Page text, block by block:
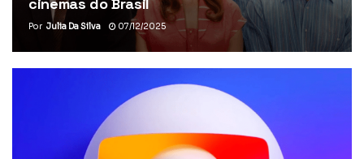
Por Julia Da Silva 07/12/2025